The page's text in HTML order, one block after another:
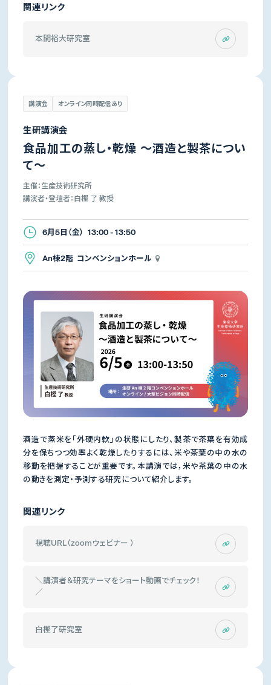
関連リンク
本間裕大研究室
講演会 オンライン同時配信あり
生研講演会
食品加工の蒸し・乾燥 ～酒造と製茶につい
て～
主催：生産技術研究所
講演者・登壇者：白樫 了 教授
6月5日（金） 13:00 - 13:50
An棟2階 コンベンションホール
酒造で蒸米を「外硬内軟」の状態にしたり、製茶で茶葉を有効成
分を保ちつつ効率よく乾燥したりするには、米や茶葉の中の水の
移動を把握することが重要です。本講演では，米や茶葉の中の水
の動きを測定・予測する研究について紹介します。
関連リンク
視聴URL（zoomウェビナー ）
＼講演者＆研究テーマをショート動画でチェック！
／
白樫了研究室